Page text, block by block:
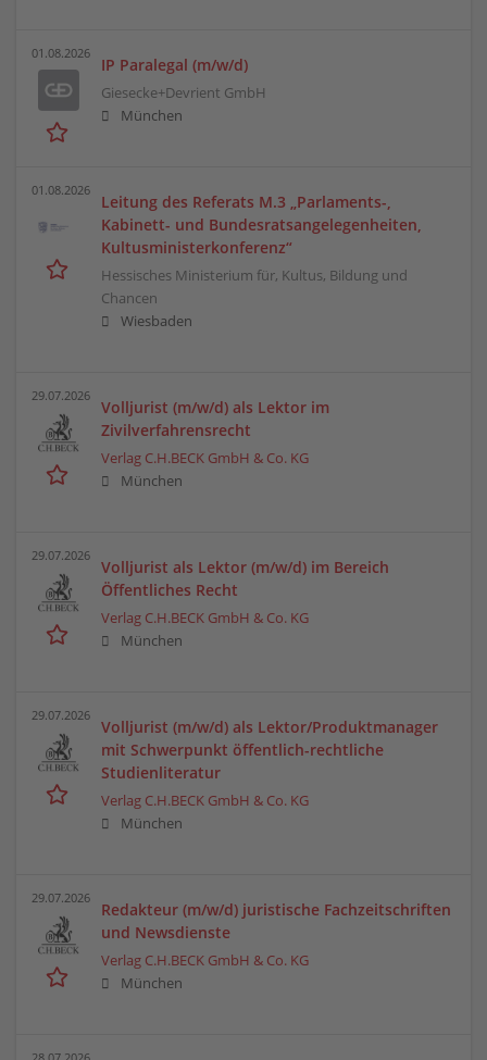
01.08.2026
IP Paralegal (m/w/d)
Giesecke+Devrient GmbH
München
01.08.2026
Leitung des Referats M.3 „Parlaments-,
Kabinett- und Bundesratsangelegenheiten,
Kultusministerkonferenz“
Hessisches Ministerium für, Kultus, Bildung und
Chancen
Wiesbaden
29.07.2026
Volljurist (m/w/d) als Lektor im
Zivilverfahrensrecht
Verlag C.H.BECK GmbH & Co. KG
München
29.07.2026
Volljurist als Lektor (m/w/d) im Bereich
Öffentliches Recht
Verlag C.H.BECK GmbH & Co. KG
München
29.07.2026
Volljurist (m/w/d) als Lektor/Produktmanager
mit Schwerpunkt öffentlich-rechtliche
Studienliteratur
Verlag C.H.BECK GmbH & Co. KG
München
29.07.2026
Redakteur (m/w/d) juristische Fachzeitschriften
und Newsdienste
Verlag C.H.BECK GmbH & Co. KG
München